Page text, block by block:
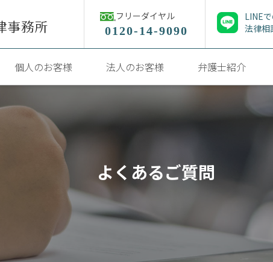
フリーダイヤル
0120-14-9090
LINE
法律相
個人のお客様 法人のお客様 弁護士紹介
よくあるご質問